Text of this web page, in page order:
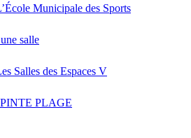
Municipale des Sports
salle
Salles des Espaces V
PLAGE